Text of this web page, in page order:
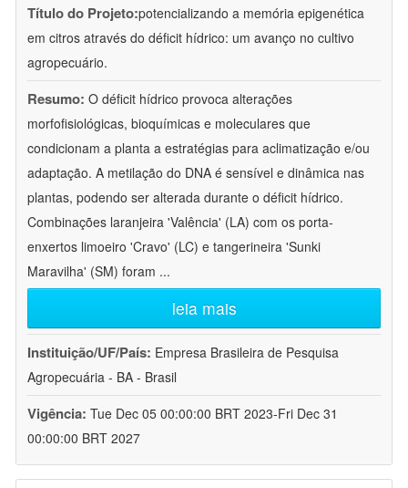
Título do Projeto:potencializando a memória epigenética
em citros através do déficit hídrico: um avanço no cultivo
agropecuário.
Resumo: O déficit hídrico provoca alterações
morfofisiológicas, bioquímicas e moleculares que
condicionam a planta a estratégias para aclimatização e/ou
adaptação. A metilação do DNA é sensível e dinâmica nas
plantas, podendo ser alterada durante o déficit hídrico.
Combinações laranjeira 'Valência' (LA) com os porta-
enxertos limoeiro 'Cravo' (LC) e tangerineira 'Sunki
Maravilha' (SM) foram ...
leia mais
Instituição/UF/País: Empresa Brasileira de Pesquisa
Agropecuária - BA - Brasil
Vigência: Tue Dec 05 00:00:00 BRT 2023-Fri Dec 31
00:00:00 BRT 2027